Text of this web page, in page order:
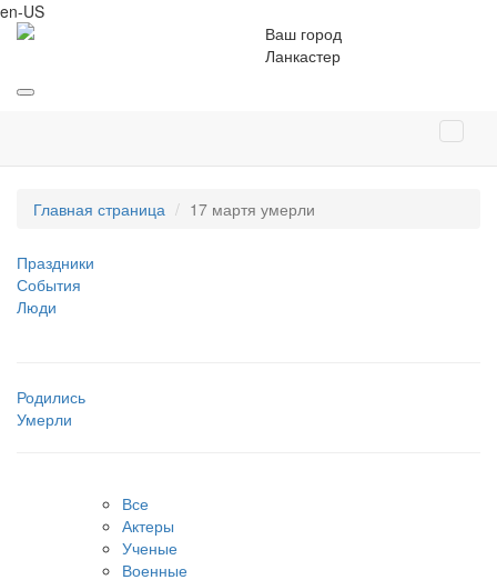
en-US
Ваш город
Ланкастер
Главная страница 17 мартя умерли
Праздники
События
Люди
Родились
Умерли
Все
Актеры
Ученые
Военные